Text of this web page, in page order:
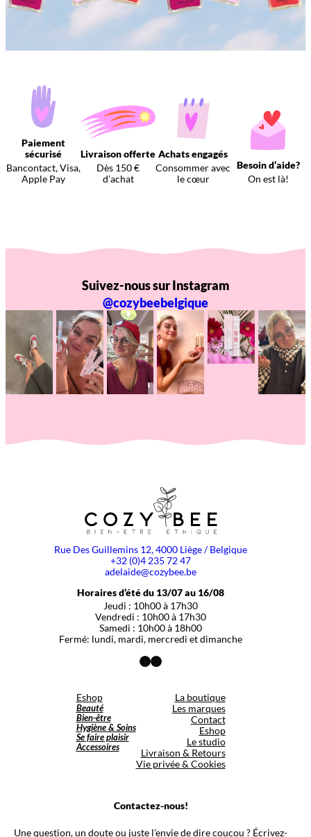
Paiement
sécurisé
Bancontact, Visa,
Apple Pay
Livraison offerte
Dès 150 €
d’achat
Achats engagés
Consommer avec
le cœur
Besoin d’aide?
On est là!
Suivez-nous sur Instagram
@cozybeebelgique
Rue Des Guillemins 12, 4000 Liège / Belgique
+32 (0)4 235 72 47
adelaide@cozybee.be
Horaires d’été du 13/07 au 16/08
Jeudi : 10h00 à 17h30
Vendredi : 10h00 à 17h30
Samedi : 10h00 à 18h00
Fermé: lundi, mardi, mercredi et dimanche
Facebook
Instagram
Eshop
Beauté
Bien-être
Hygiène & Soins
Se faire plaisir
Accessoires
La boutique
Les marques
Contact
Eshop
Le studio
Livraison & Retours
Vie privée & Cookies
Contactez-nous!
Une question, un doute ou juste l’envie de dire coucou ? Écrivez-